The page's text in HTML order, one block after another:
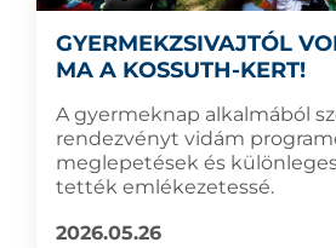
GYERMEKZSIVAJTÓL
MA A KOSSUTH-KERT!
A gyermeknap alkalmából
rendezvényt vidám
meglepetések és
tették emlékezetessé.
2026.05.26